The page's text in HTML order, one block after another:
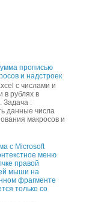
прописью
и надстроек
c числами и
в рублях в
Задача :
данные числа
макросов и
с Microsoft
меню
правой
мыши на
фрагменте
только со